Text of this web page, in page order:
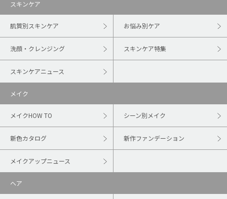
スキンケア
肌質別スキンケア お悩み別ケア
洗顔・クレンジング スキンケア特集
スキンケアニュース
メイク
メイクHOW TO シーン別メイク
新色カタログ 新作ファンデーション
メイクアップニュース
ヘア